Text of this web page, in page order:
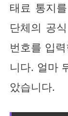
태료 통지
단체의 공
번호를 입
니다. 얼마
았습니다.